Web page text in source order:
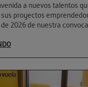
a nuevos talentos
proyectos
2026 de nuestra